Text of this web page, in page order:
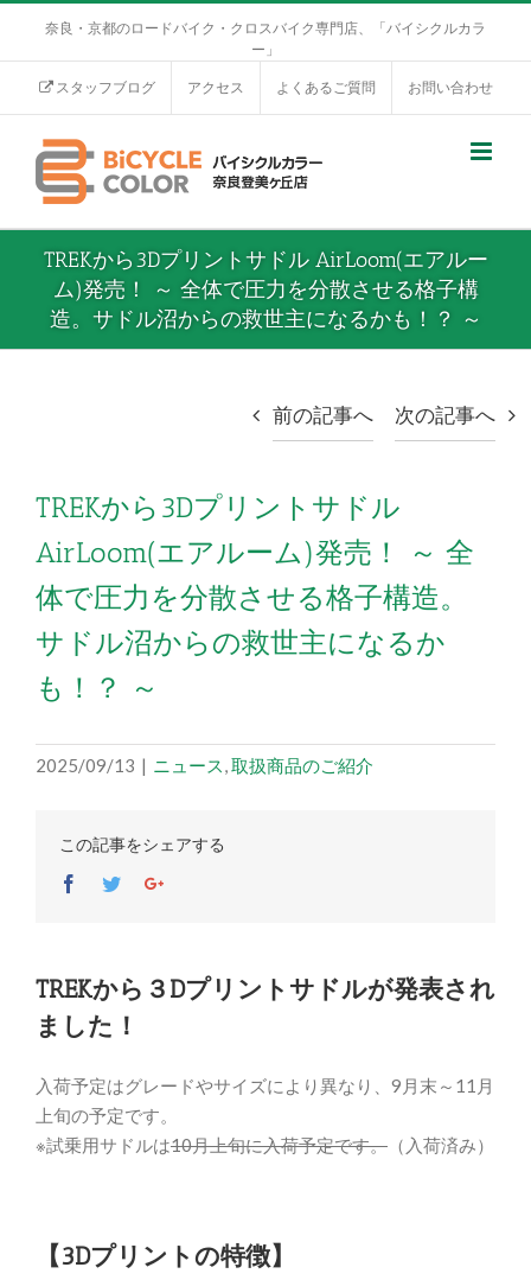
奈良・京都のロードバイク・クロスバイク専門店、「バイシクルカラ
ー」
スタッフブログ アクセス よくあるご質問 お問い合わせ
TREKから3Dプリントサドル AirLoom(エアルー
ム)発売！ ～ 全体で圧力を分散させる格子構
造。サドル沼からの救世主になるかも！？ ～
前の記事へ 次の記事へ
TREKから3Dプリントサドル
AirLoom(エアルーム)発売！ ～ 全
体で圧力を分散させる格子構造。
サドル沼からの救世主になるか
も！？ ～
2025/09/13 | ニュース,取扱商品のご紹介
この記事をシェアする
Facebook
TwitterGoogle+
TREKから３Dプリントサドルが発表され
ました！
入荷予定はグレードやサイズにより異なり、9月末～11月
上旬の予定です。
※試乗用サドルは10月上旬に入荷予定です。 （入荷済み）
【3Dプリントの特徴】